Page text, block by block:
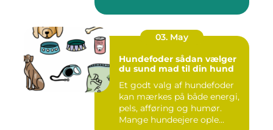
03. May
Hundefoder sådan vælger
du sund mad til din hund
Et godt valg af hundefoder
kan mærkes på både energi,
pels, afføring og humør.
Mange hundeejere ople...